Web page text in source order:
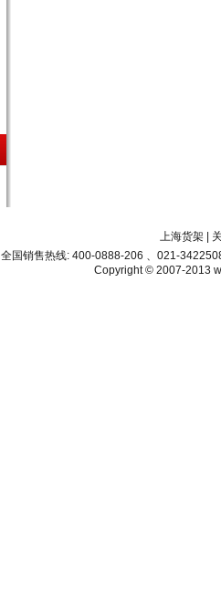
上海货架|
全国销售热线: 400-0888-206 、021-
Copyright © 2007-2013